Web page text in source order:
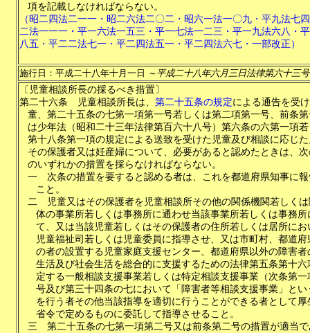
項を記載しなければならない。
（昭二四法二一一・昭二六法二〇二・昭六一法一〇九・平九法七
二法一一一・平一六法一五三・平一七法一二三・平一九法六八・
八五・平二二法七一・平二四法五一・平二四法六七・一部改正）
施行日：平成二十八年十月一日 ～平成二十八年六月三日法律第六十三
〔児童相談所長の採るべき措置〕
第二十六条
児童相談所長は、 第二十五条の規定による通告を受
童、第二十五条の七第一項第一号若しくは第二項第一号、前条
は少年法（昭和二十三年法律第百六十八号）第六条の六第一項
第十八条第一項の規定による送致を受けた児童及び相談に応じ
その保護者又は妊産婦について、必要があると認めたときは、
のいずれかの措置を採らなければならない。
一
次条の措置を要すると認める者は、これを都道府県知事に
こと。
二
児童又はその保護者を児童相談所その他の関係機関若しく
体の事業所若しくは事務所に通わせ当該事業所若しくは事務所
て、又は当該児童若しくはその保護者の住所若しくは居所にお
児童福祉司若しくは児童委員に指導させ、又は市町村、都道府
の者の設置する児童家庭支援センター、都道府県以外の障害者
生活及び社会生活を総合的に支援するための法律第五条第十六
定する一般相談支援事業若しくは特定相談支援事業（次条第一
号及び第三十四条の七において「障害者等相談支援事業」とい
を行う者その他当該指導を適切に行うことができる者として厚
省令で定めるものに委託して指導させること。
三
第二十五条の七第一項第二号又は前条第二号の措置が適当